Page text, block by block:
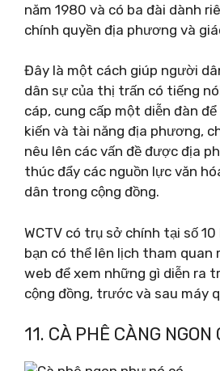
năm 1980 và có ba đài dành
chính quyền địa phương và
Đây là một cách giúp người
dân sự của thị trấn có tiếng
cáp, cung cấp một diễn đàn
kiến ​​và tài năng địa phương,
nêu lên các vấn đề được địa
thúc đẩy các nguồn lực văn
dân trong cộng đồng.
WCTV có trụ sở chính tại số
bạn có thể lên lịch tham quan
web để xem những gì diễn ra
cộng đồng, trước và sau máy
11. CÀ PHÊ CÀNG